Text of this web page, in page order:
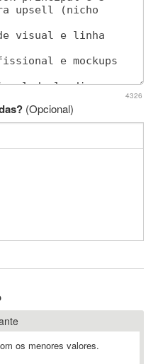
4326
(Opcional)
os menores valores.